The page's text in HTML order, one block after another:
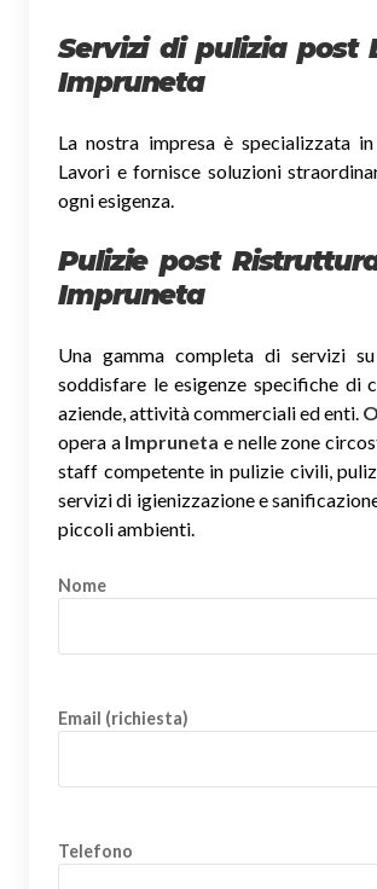
Servizi di pulizia post
Impruneta
La nostra impresa è specializzata
Lavori e fornisce soluzioni
ogni esigenza.
Pulizie post
Impruneta
Una gamma completa di servizi
soddisfare le esigenze specifiche di
aziende, attività commerciali ed enti.
opera a Impruneta e nelle zone
staff competente in pulizie civili,
servizi di igienizzazione e
piccoli ambienti.
Nome
Email (richiesta)
Telefono